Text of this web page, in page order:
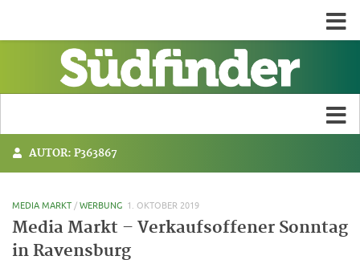
AUTOR: P363867
MEDIA MARKT / WERBUNG 1. OKTOBER 2019
Media Markt – Verkaufsoffener Sonntag
in Ravensburg